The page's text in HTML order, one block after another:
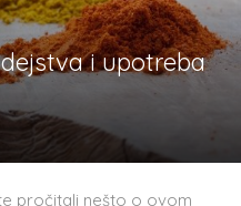
i upotreba
pročitali nešto o ovom